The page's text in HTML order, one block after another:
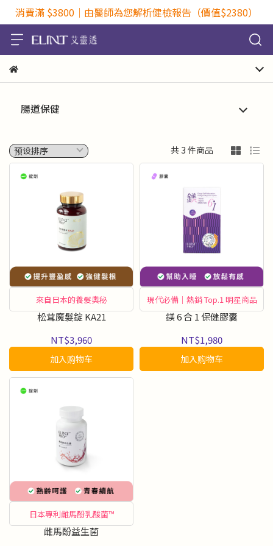
消費滿 $3800｜由醫師為您解析健檢報告（價值$2380）
腸道保健
共 3 件商品
來自日本的養髮奧秘
松茸魔髮錠 KA21
NT$3,960
加入购物车
現代必備｜熱銷 Top.1 明星商品
鎂 6 合 1 保健膠囊
NT$1,980
加入购物车
日本專利雌馬酚乳酸菌™
雌馬酚益生菌